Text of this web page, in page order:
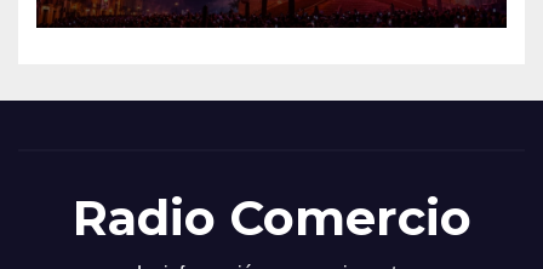
Radio Comercio